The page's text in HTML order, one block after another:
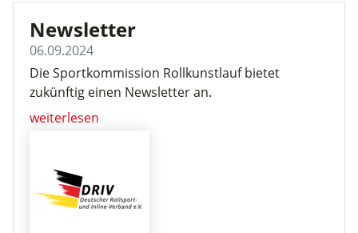
Newsletter
06.09.2024
Die Sportkommission Rollkunstlauf bietet
zukünftig einen Newsletter an.
weiterlesen